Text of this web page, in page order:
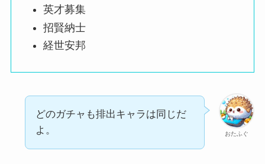
英才募集
招賢納士
経世安邦
おたふぐ
どのガチャも排出キャラは同じだ
よ。